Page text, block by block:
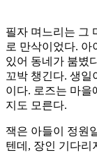
필자 며느리는 그
로 만삭이었다. 아
있어 동네가 붐볐
꼬박 챙긴다. 생일
이다. 로즈는 마을
지도 모른다.
잭은 아들이 정원
텐데, 장인 기다리